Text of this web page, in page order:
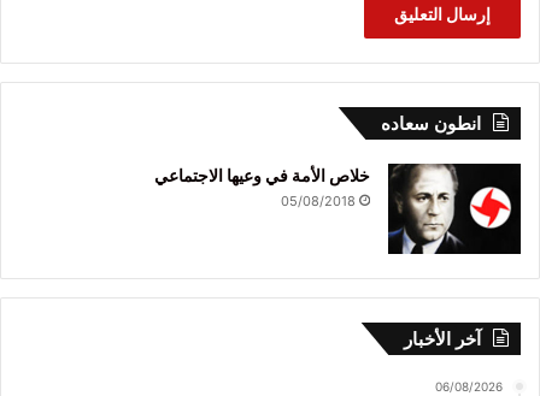
انطون سعاده
خلاص الأمة في وعيها الاجتماعي
05/08/2018
آخر الأخبار
06/08/2026